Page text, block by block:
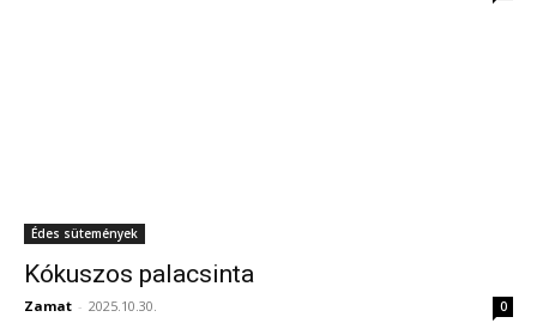
Édes sütemények
Kókuszos palacsinta
Zamat - 2025.10.30. 0